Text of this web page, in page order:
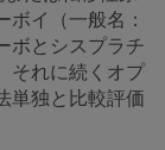
ボイ（一般名：
ボとシスプラチ
それに続くオプ
単独と比較評価